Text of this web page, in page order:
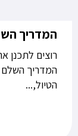
המדריך
רוצים לתכנן
המדריך השלם
הטיול,...